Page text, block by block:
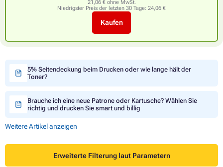
21,06 € ohne MwSt.
Niedrigster Preis der letzten 30 Tage: 24,06 €
Kaufen
5% Seitendeckung beim Drucken oder wie lange hält der
Toner?
Brauche ich eine neue Patrone oder Kartusche? Wählen Sie
richtig und drucken Sie smart und billig
Weitere Artikel anzeigen
Erweiterte Filterung laut Parametern